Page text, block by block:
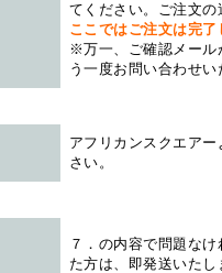
てください。ご注文
ここではご注文は完
※万一、ご確認メール
う一度お問い合わせ
アフリカンスクエアー
さい。
７．の内容で問題な
た方は、即発送いたし